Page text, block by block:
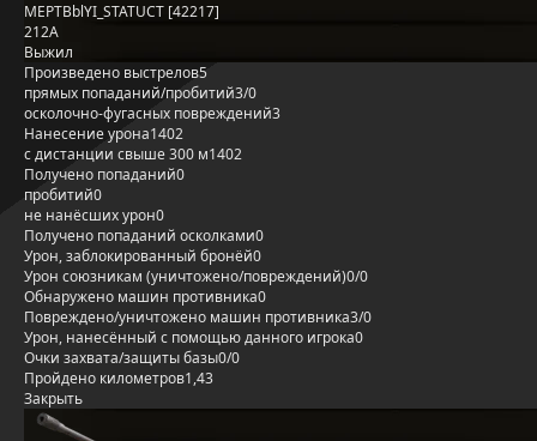
MEPTBblYI_STATUCT [42217]
212А
Выжил
Произведено выстрелов5
прямых попаданий/пробитий3/0
осколочно-фугасных повреждений3
Нанесение урона1402
с дистанции свыше 300 м1402
Получено попаданий0
пробитий0
не нанёсших урон0
Получено попаданий осколками0
Урон, заблокированный бронёй0
Урон союзникам (уничтожено/повреждений)0/0
Обнаружено машин противника0
Повреждено/уничтожено машин противника3/0
Урон, нанесённый с помощью данного игрока0
Очки захвата/защиты базы0/0
Пройдено километров1,43
Закрыть